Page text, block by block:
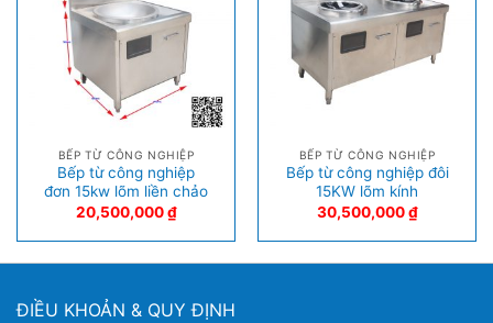
BẾP TỪ CÔNG NGHIỆP
Bếp từ công nghiệp
đơn 15kw lõm liền chảo
20,500,000₫
BẾP TỪ CÔNG NGHIỆP
Bếp từ công nghiệp đôi
15KW lõm kính
30,500,000₫
ĐIỀU KHOẢN & QUY ĐỊNH